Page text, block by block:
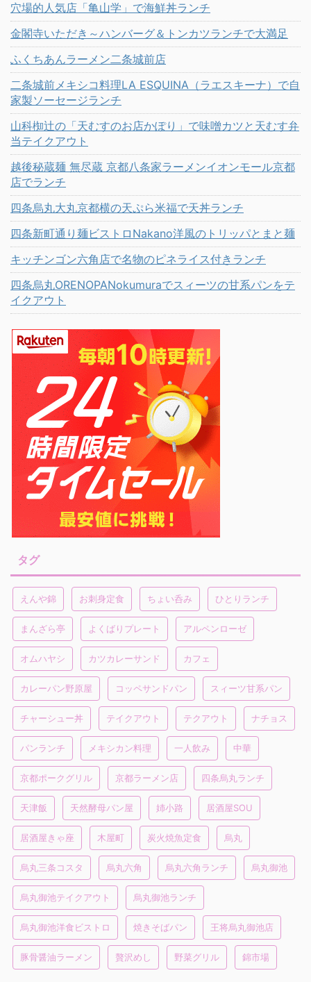
穴場的人気店「亀山学」で海鮮丼ランチ
金閣寺いただき～ハンバーグ＆トンカツランチで大満足
ふくちあんラーメン二条城前店
二条城前メキシコ料理LA ESQUINA（ラエスキーナ）で自
家製ソーセージランチ
山科椥辻の「天むすのお店かぽり」で味噌カツと天むす弁
当テイクアウト
越後秘蔵麺 無尽蔵 京都八条家ラーメンイオンモール京都
店でランチ
四条烏丸大丸京都横の天ぷら米福で天丼ランチ
四条新町通り麺ビストロNakano洋風のトリッパとまと麺
キッチンゴン六角店で名物のピネライス付きランチ
四条烏丸ORENOPANokumuraでスィーツの甘系パンをテ
イクアウト
タグ
えんや錦 お刺身定食 ちょい呑み ひとりランチ
まんざら亭 よくばりプレート アルペンローゼ
オムハヤシ カツカレーサンド カフェ
カレーパン野原屋 コッペサンドパン スィーツ甘系パン
チャーシュー丼 テイクアウト テクアウト ナチョス
パンランチ メキシカン料理 一人飲み 中華
京都ポークグリル 京都ラーメン店 四条烏丸ランチ
天津飯 天然酵母パン屋 姉小路 居酒屋SOU
居酒屋きゃ座 木屋町 炭火焼魚定食 烏丸
烏丸三条コスタ 烏丸六角 烏丸六角ランチ 烏丸御池
烏丸御池テイクアウト 烏丸御池ランチ
烏丸御池洋食ビストロ 焼きそばパン 王将烏丸御池店
豚骨醤油ラーメン 贅沢めし 野菜グリル 錦市場